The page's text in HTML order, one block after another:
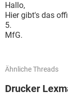
Hallo,
Hier gibt's das
5.
MfG.
Ähnliche Threads
Drucker